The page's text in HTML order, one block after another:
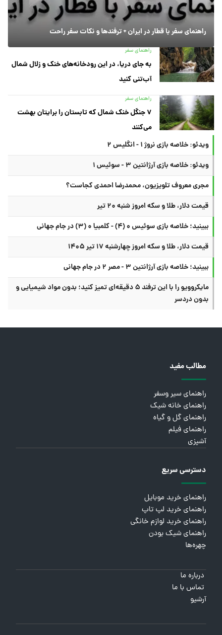
راهنمای سفر با قطار در ایران + ترفندها و نکات سفر راحت
راهنمای سفر
به جای دریا، در این رودخانه‌های خنک و زلال شمال
آب‌تنی کنید
راهنمای سفر
۷ جنگل خنک شمال که تابستان را برایتان بهشت
می‌کنند
ویدئو: خلاصه بازی نروژ ۱ - انگلیس ۲
ویدئو: خلاصه بازی آرژانتین ۳ - سوئیس ۱
مجری معروف تلویزیون، محمدرضا احمدی کجاست؟
قیمت دلار، طلا و سکه امروز شنبه ۲۰ تیر
ببینید؛ خلاصه بازی سوئیس ۰ (۴) - کلمبیا ۰ (۳) در جام جهانی
قیمت دلار، طلا و سکه امروز چهارشنبه ۱۷ تیر ۱۴۰۵
ببینید؛ خلاصه بازی آرژانتین ۳ - مصر ۲ در جام جهانی
مایکروویو را با این ترفند ۵ دقیقه‌ای تمیز کنید؛ بدون مواد شیمیایی و
بدون دردسر
مطالب مفید
راهنمای سیر وسفر
راهنمای خانه شیک
راهنمای گل و گیاه
راهنمای فیلم
آشپزی
دسترسی سریع
راهنمای خرید موبایل
راهنمای خرید لپ تاپ
راهنمای خرید لوازم خانگی
راهنمای شیک بودن
چهره‌ها
درباره ما
تماس با ما
آرشیو